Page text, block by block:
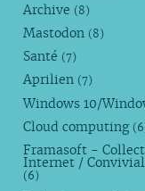
Archive (8)
Mastodon (8)
Santé (7)
Aprilien (7)
Windows 10/
Cloud computing
Framasoft -
Internet /
(6)